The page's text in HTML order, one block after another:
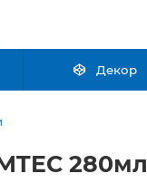
Декор